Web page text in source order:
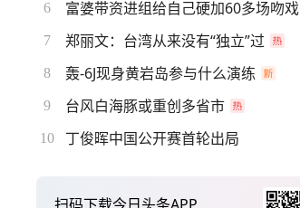
6 富婆带资进组给自己硬加60多场吻戏
7 郑丽文：台湾从来没有“独立”过
8 轰-6J现身黄岩岛参与什么演练
9 台风白海豚或重创多省市
10 丁俊晖中国公开赛首轮出局
扫码下载今日头条APP